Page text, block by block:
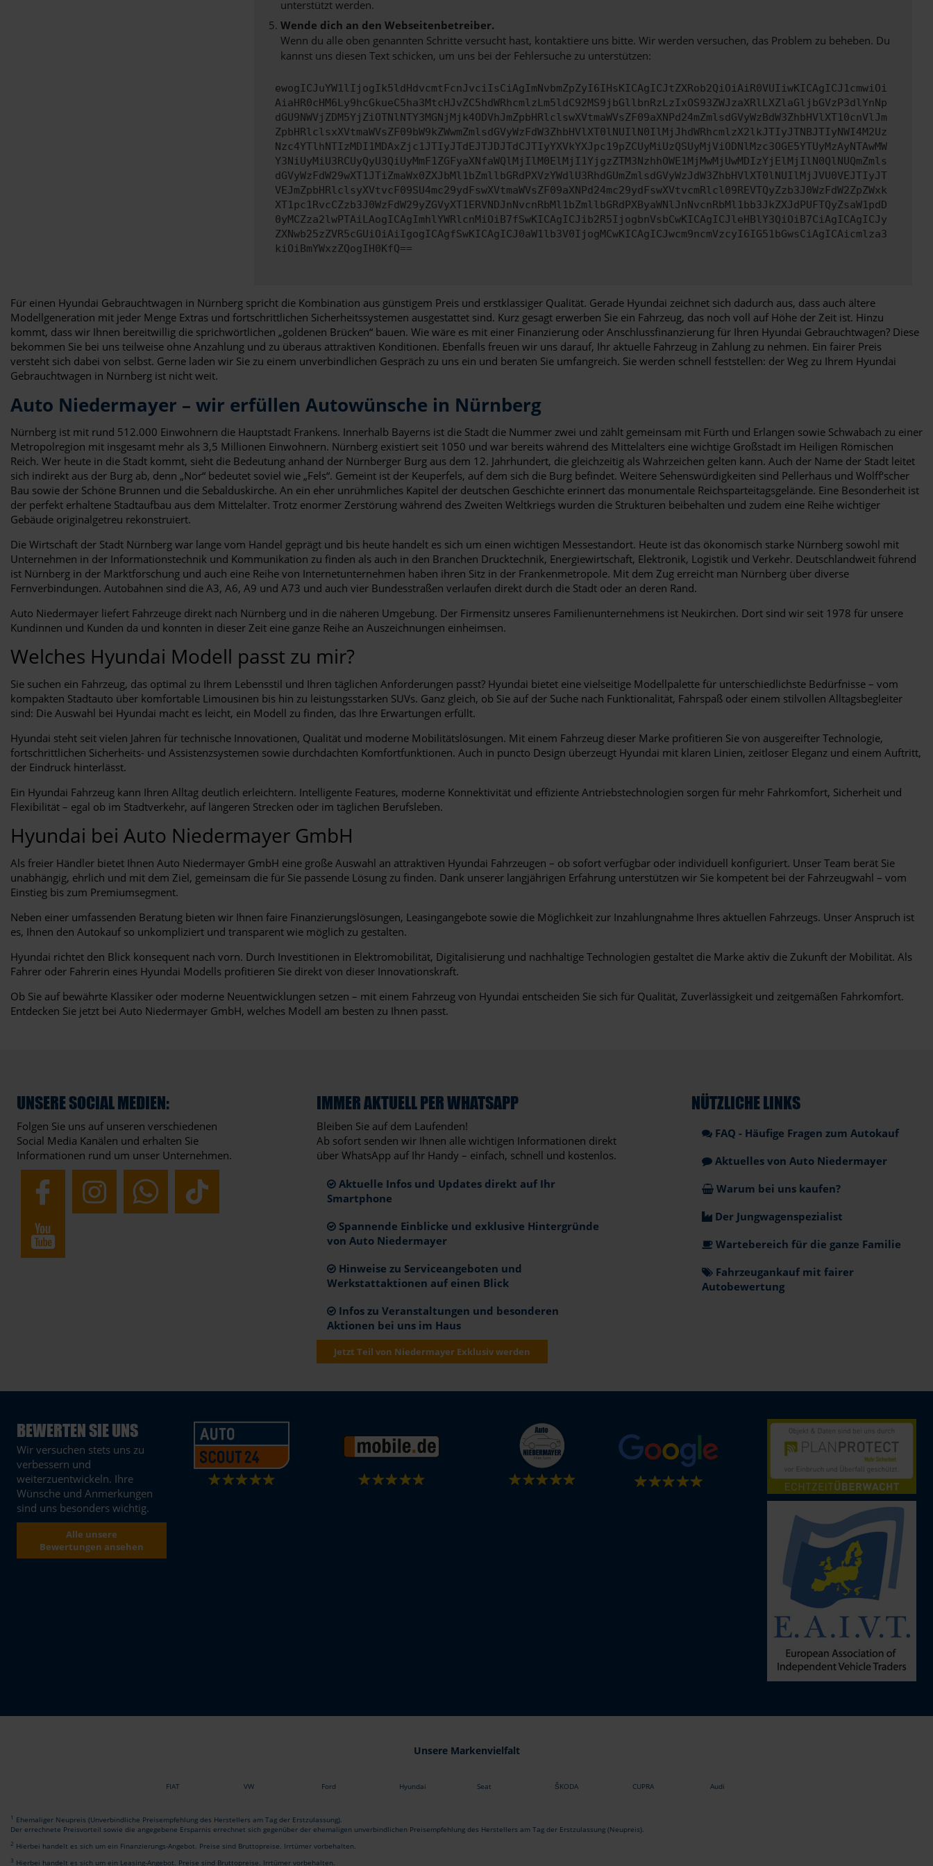
unterstützt werden.
Wende dich an den Webseitenbetreiber.
Wenn du alle oben genannten Schritte versucht hast, kontaktiere uns bitte. Wir werden versuchen, das Problem zu beheben. Du
kannst uns diesen Text schicken, um uns bei der Fehlersuche zu unterstützen:
ewogICJuYW1lIjogIk5ldHdvcmtFcnJvciIsCiAgImNvbmZpZyI6IHsKICAgICJtZXRob2QiOiAiR0VUIiwKICAgICJ1cmwiOi
AiaHR0cHM6Ly9hcGkueC5ha3MtcHJvZC5hdWRhcmlzLm5ldC92MS9jbGllbnRzLzIxOS93ZWJzaXRlLXZlaGljbGVzP3dlYnNp
dGU9NWVjZDM5YjZiOTNlNTY3MGNjMjk4ODVhJmZpbHRlclswXVtmaWVsZF09aXNPd24mZmlsdGVyWzBdW3ZhbHVlXT10cnVlJm
ZpbHRlclsxXVtmaWVsZF09bW9kZWwmZmlsdGVyWzFdW3ZhbHVlXT0lNUIlN0IlMjJhdWRhcmlzX2lkJTIyJTNBJTIyNWI4M2Uz
Nzc4YTlhNTIzMDI1MDAxZjc1JTIyJTdEJTJDJTdCJTIyYXVkYXJpc19pZCUyMiUzQSUyMjViODNlMzc3OGE5YTUyMzAyNTAwMW
Y3NiUyMiU3RCUyQyU3QiUyMmF1ZGFyaXNfaWQlMjIlM0ElMjI1YjgzZTM3NzhhOWE1MjMwMjUwMDIzYjElMjIlN0QlNUQmZmls
dGVyWzFdW29wXT1JTiZmaWx0ZXJbMl1bZmllbGRdPXVzYWdlU3RhdGUmZmlsdGVyWzJdW3ZhbHVlXT0lNUIlMjJVU0VEJTIyJT
VEJmZpbHRlclsyXVtvcF09SU4mc29ydFswXVtmaWVsZF09aXNPd24mc29ydFswXVtvcmRlcl09REVTQyZzb3J0WzFdW2ZpZWxk
XT1pc1RvcCZzb3J0WzFdW29yZGVyXT1ERVNDJnNvcnRbMl1bZmllbGRdPXByaWNlJnNvcnRbMl1bb3JkZXJdPUFTQyZsaW1pdD
0yMCZza2lwPTAiLAogICAgImhlYWRlcnMiOiB7fSwKICAgICJib2R5IjogbnVsbCwKICAgICJleHBlY3QiOiB7CiAgICAgICJy
ZXNwb25zZVR5cGUiOiAiIgogICAgfSwKICAgICJ0aW1lb3V0IjogMCwKICAgICJwcm9ncmVzcyI6IG51bGwsCiAgICAicmlza3
kiOiBmYWxzZQogIH0KfQ==
Für einen Hyundai Gebrauchtwagen in Nürnberg spricht die Kombination aus günstigem Preis und erstklassiger Qualität. Gerade Hyundai zeichnet sich dadurch aus, dass auch ältere
Modellgeneration mit jeder Menge Extras und fortschrittlichen Sicherheitssystemen ausgestattet sind. Kurz gesagt erwerben Sie ein Fahrzeug, das noch voll auf Höhe der Zeit ist. Hinzu
kommt, dass wir Ihnen bereitwillig die sprichwörtlichen „goldenen Brücken“ bauen. Wie wäre es mit einer Finanzierung oder Anschlussfinanzierung für Ihren Hyundai Gebrauchtwagen? Diese
bekommen Sie bei uns teilweise ohne Anzahlung und zu überaus attraktiven Konditionen. Ebenfalls freuen wir uns darauf, Ihr aktuelle Fahrzeug in Zahlung zu nehmen. Ein fairer Preis
versteht sich dabei von selbst. Gerne laden wir Sie zu einem unverbindlichen Gespräch zu uns ein und beraten Sie umfangreich. Sie werden schnell feststellen: der Weg zu Ihrem Hyundai
Gebrauchtwagen in Nürnberg ist nicht weit.
Auto Niedermayer – wir erfüllen Autowünsche in Nürnberg
Nürnberg ist mit rund 512.000 Einwohnern die Hauptstadt Frankens. Innerhalb Bayerns ist die Stadt die Nummer zwei und zählt gemeinsam mit Fürth und Erlangen sowie Schwabach zu einer
Metropolregion mit insgesamt mehr als 3,5 Millionen Einwohnern. Nürnberg existiert seit 1050 und war bereits während des Mittelalters eine wichtige Großstadt im Heiligen Römischen
Reich. Wer heute in die Stadt kommt, sieht die Bedeutung anhand der Nürnberger Burg aus dem 12. Jahrhundert, die gleichzeitig als Wahrzeichen gelten kann. Auch der Name der Stadt leitet
sich indirekt aus der Burg ab, denn „Nor“ bedeutet soviel wie „Fels“. Gemeint ist der Keuperfels, auf dem sich die Burg befindet. Weitere Sehenswürdigkeiten sind Pellerhaus und Wolff‘scher
Bau sowie der Schöne Brunnen und die Sebalduskirche. An ein eher unrühmliches Kapitel der deutschen Geschichte erinnert das monumentale Reichsparteitagsgelände. Eine Besonderheit ist
der perfekt erhaltene Stadtaufbau aus dem Mittelalter. Trotz enormer Zerstörung während des Zweiten Weltkriegs wurden die Strukturen beibehalten und zudem eine Reihe wichtiger
Gebäude originalgetreu rekonstruiert.
Die Wirtschaft der Stadt Nürnberg war lange vom Handel geprägt und bis heute handelt es sich um einen wichtigen Messestandort. Heute ist das ökonomisch starke Nürnberg sowohl mit
Unternehmen in der Informationstechnik und Kommunikation zu finden als auch in den Branchen Drucktechnik, Energiewirtschaft, Elektronik, Logistik und Verkehr. Deutschlandweit führend
ist Nürnberg in der Marktforschung und auch eine Reihe von Internetunternehmen haben ihren Sitz in der Frankenmetropole. Mit dem Zug erreicht man Nürnberg über diverse
Fernverbindungen. Autobahnen sind die A3, A6, A9 und A73 und auch vier Bundesstraßen verlaufen direkt durch die Stadt oder an deren Rand.
Auto Niedermayer liefert Fahrzeuge direkt nach Nürnberg und in die näheren Umgebung. Der Firmensitz unseres Familienunternehmens ist Neukirchen. Dort sind wir seit 1978 für unsere
Kundinnen und Kunden da und konnten in dieser Zeit eine ganze Reihe an Auszeichnungen einheimsen.
Welches Hyundai Modell passt zu mir?
Sie suchen ein Fahrzeug, das optimal zu Ihrem Lebensstil und Ihren täglichen Anforderungen passt? Hyundai bietet eine vielseitige Modellpalette für unterschiedlichste Bedürfnisse – vom
kompakten Stadtauto über komfortable Limousinen bis hin zu leistungsstarken SUVs. Ganz gleich, ob Sie auf der Suche nach Funktionalität, Fahrspaß oder einem stilvollen Alltagsbegleiter
sind: Die Auswahl bei Hyundai macht es leicht, ein Modell zu finden, das Ihre Erwartungen erfüllt.
Hyundai steht seit vielen Jahren für technische Innovationen, Qualität und moderne Mobilitätslösungen. Mit einem Fahrzeug dieser Marke profitieren Sie von ausgereifter Technologie,
fortschrittlichen Sicherheits- und Assistenzsystemen sowie durchdachten Komfortfunktionen. Auch in puncto Design überzeugt Hyundai mit klaren Linien, zeitloser Eleganz und einem Auftritt,
der Eindruck hinterlässt.
Ein Hyundai Fahrzeug kann Ihren Alltag deutlich erleichtern. Intelligente Features, moderne Konnektivität und effiziente Antriebstechnologien sorgen für mehr Fahrkomfort, Sicherheit und
Flexibilität – egal ob im Stadtverkehr, auf längeren Strecken oder im täglichen Berufsleben.
Hyundai bei Auto Niedermayer GmbH
Als freier Händler bietet Ihnen Auto Niedermayer GmbH eine große Auswahl an attraktiven Hyundai Fahrzeugen – ob sofort verfügbar oder individuell konfiguriert. Unser Team berät Sie
unabhängig, ehrlich und mit dem Ziel, gemeinsam die für Sie passende Lösung zu finden. Dank unserer langjährigen Erfahrung unterstützen wir Sie kompetent bei der Fahrzeugwahl – vom
Einstieg bis zum Premiumsegment.
Neben einer umfassenden Beratung bieten wir Ihnen faire Finanzierungslösungen, Leasingangebote sowie die Möglichkeit zur Inzahlungnahme Ihres aktuellen Fahrzeugs. Unser Anspruch ist
es, Ihnen den Autokauf so unkompliziert und transparent wie möglich zu gestalten.
Hyundai richtet den Blick konsequent nach vorn. Durch Investitionen in Elektromobilität, Digitalisierung und nachhaltige Technologien gestaltet die Marke aktiv die Zukunft der Mobilität. Als
Fahrer oder Fahrerin eines Hyundai Modells profitieren Sie direkt von dieser Innovationskraft.
Ob Sie auf bewährte Klassiker oder moderne Neuentwicklungen setzen – mit einem Fahrzeug von Hyundai entscheiden Sie sich für Qualität, Zuverlässigkeit und zeitgemäßen Fahrkomfort.
Entdecken Sie jetzt bei Auto Niedermayer GmbH, welches Modell am besten zu Ihnen passt.
UNSERE SOCIAL MEDIEN:
Folgen Sie uns auf unseren verschiedenen
Social Media Kanälen und erhalten Sie
Informationen rund um unser Unternehmen.
IMMER AKTUELL PER WHATSAPP
Bleiben Sie auf dem Laufenden!
Ab sofort senden wir Ihnen alle wichtigen Informationen direkt
über WhatsApp auf Ihr Handy – einfach, schnell und kostenlos.
Aktuelle Infos und Updates direkt auf Ihr
Smartphone
Spannende Einblicke und exklusive Hintergründe
von Auto Niedermayer
Hinweise zu Serviceangeboten und
Werkstattaktionen auf einen Blick
Infos zu Veranstaltungen und besonderen
Aktionen bei uns im Haus
Jetzt Teil von Niedermayer Exklusiv werden
NÜTZLICHE LINKS
FAQ - Häufige Fragen zum Autokauf
Aktuelles von Auto Niedermayer
Warum bei uns kaufen?
Der Jungwagenspezialist
Wartebereich für die ganze Familie
Fahrzeugankauf mit fairer
Autobewertung
BEWERTEN SIE UNS
Wir versuchen stets uns zu
verbessern und
weiterzuentwickeln. Ihre
Wünsche und Anmerkungen
sind uns besonders wichtig.
Alle unsere
Bewertungen ansehen
Unsere Markenvielfalt
FIAT VW Ford Hyundai Seat ŠKODA CUPRA Audi
1 Ehemaliger Neupreis (Unverbindliche Preisempfehlung des Herstellers am Tag der Erstzulassung).
Der errechnete Preisvorteil sowie die angegebene Ersparnis errechnet sich gegenüber der ehemaligen unverbindlichen Preisempfehlung des Herstellers am Tag der Erstzulassung (Neupreis).
2 Hierbei handelt es sich um ein Finanzierungs-Angebot. Preise sind Bruttopreise. Irrtümer vorbehalten.
3 Hierbei handelt es sich um ein Leasing-Angebot. Preise sind Bruttopreise. Irrtümer vorbehalten.